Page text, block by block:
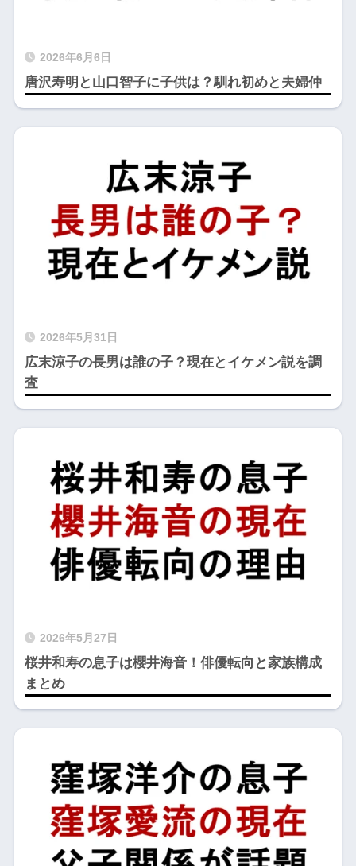
2026年6月6日
唐沢寿明と山口智子に子供は？馴れ初めと夫婦仲
2026年5月31日
広末涼子の長男は誰の子？現在とイケメン説を調
査
2026年5月27日
桜井和寿の息子は櫻井海音！俳優転向と家族構成
まとめ